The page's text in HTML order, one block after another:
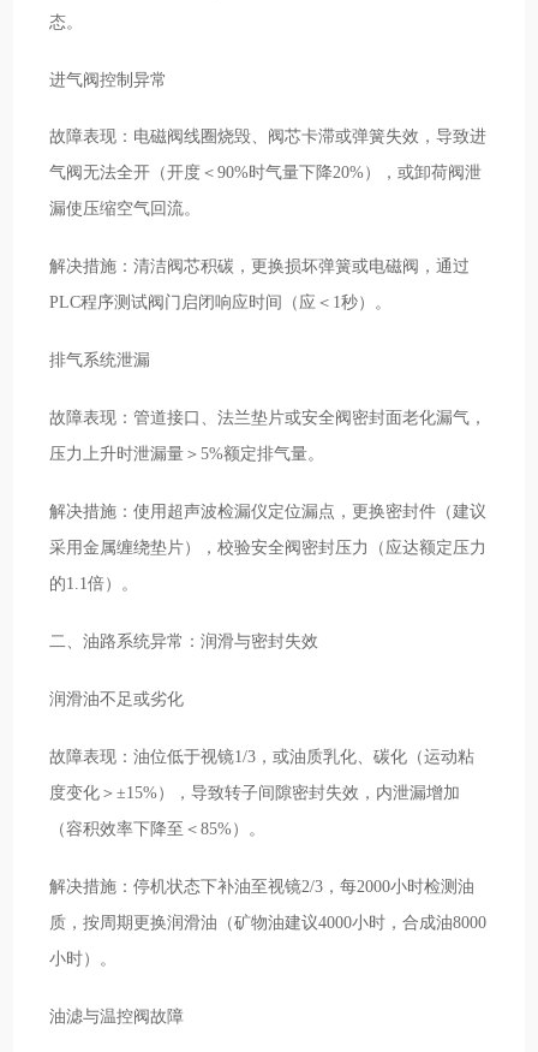
态。
进气阀控制异常
故障表现：电磁阀线圈烧毁、阀芯卡滞或弹簧失效，导致进
气阀无法全开（开度＜90%时气量下降20%），或卸荷阀泄
漏使压缩空气回流。
解决措施：清洁阀芯积碳，更换损坏弹簧或电磁阀，通过
PLC程序测试阀门启闭响应时间（应＜1秒）。
排气系统泄漏
故障表现：管道接口、法兰垫片或安全阀密封面老化漏气，
压力上升时泄漏量＞5%额定排气量。
解决措施：使用超声波检漏仪定位漏点，更换密封件（建议
采用金属缠绕垫片），校验安全阀密封压力（应达额定压力
的1.1倍）。
二、油路系统异常：润滑与密封失效
润滑油不足或劣化
故障表现：油位低于视镜1/3，或油质乳化、碳化（运动粘
度变化＞±15%），导致转子间隙密封失效，内泄漏增加
（容积效率下降至＜85%）。
解决措施：停机状态下补油至视镜2/3，每2000小时检测油
质，按周期更换润滑油（矿物油建议4000小时，合成油8000
小时）。
油滤与温控阀故障